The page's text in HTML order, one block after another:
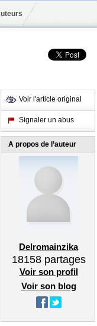
Voir l'article original
Signaler un abus
A propos de l’auteur
Delromainzika
18158partages
Voir son profil
Voir son blog